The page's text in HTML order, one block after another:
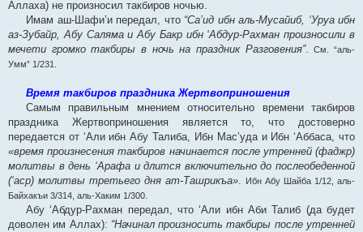
Аллаха) не произносил такбиров ночью.
Имам аш-Шафи’и передал, что “Са’ид ибн аль-Мусайиб, ‘Уруа ибн
аз-Зубайр, Абу Саляма и Абу Бакр ибн ‘Абдур-Рахман произносили в
мечети громко такбиры в ночь на праздник Разговения”.См. “аль-
Умм” 1/231.
Время такбиров праздника Жертвоприношения
Самым правильным мнением относительно времени такбиров
праздника Жертвоприношения является то, что достоверно
передается от ‘Али ибн Абу Талиба, Ибн Мас’уда и Ибн ‘Аббаса, что
«время произнесения такбиров начинается после утренней (фаджр)
молитвы в день ‘Арафа и длится включительно до послеобеденной
(‘аср) молитвы третьего дня ат-Ташрикъа». Ибн Абу Шайба 1/12, аль-
Байхакъи 3/314, аль-Хаким 1/300.
Абу ‘Абдур-Рахман передал, что ‘Али ибн Аби Талиб (да будет
доволен им Аллах): “Начинал произносить такбиры после утренней